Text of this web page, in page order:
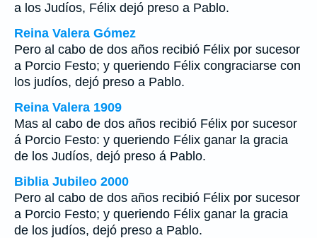
a los Judíos, Félix dejó preso a Pablo.
Reina Valera Gómez
Pero al cabo de dos años recibió Félix por sucesor
a Porcio Festo; y queriendo Félix congraciarse con
los judíos, dejó preso a Pablo.
Reina Valera 1909
Mas al cabo de dos años recibió Félix por sucesor
á Porcio Festo: y queriendo Félix ganar la gracia
de los Judíos, dejó preso á Pablo.
Biblia Jubileo 2000
Pero al cabo de dos años recibió Félix por sucesor
a Porcio Festo; y queriendo Félix ganar la gracia
de los judíos, dejó preso a Pablo.